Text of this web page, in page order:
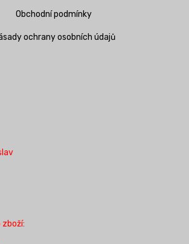
Obchodní podmínky
ochrany osobních údajů